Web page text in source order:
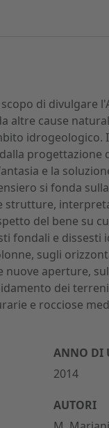
di divulgare
altre cause
e la
si fonda
strutture,
del bene su
fondali e
sugli
nuove aperture,
dei
e rocciose
ANNO DI
2014
AUTORI